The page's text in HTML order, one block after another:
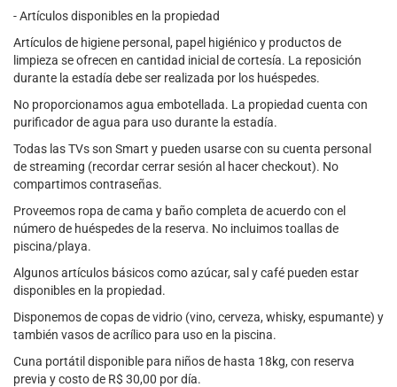
- Artículos disponibles en la propiedad
Artículos de higiene personal, papel higiénico y productos de
limpieza se ofrecen en cantidad inicial de cortesía. La reposición
durante la estadía debe ser realizada por los huéspedes.
No proporcionamos agua embotellada. La propiedad cuenta con
purificador de agua para uso durante la estadía.
Todas las TVs son Smart y pueden usarse con su cuenta personal
de streaming (recordar cerrar sesión al hacer checkout). No
compartimos contraseñas.
Proveemos ropa de cama y baño completa de acuerdo con el
número de huéspedes de la reserva. No incluimos toallas de
piscina/playa.
Algunos artículos básicos como azúcar, sal y café pueden estar
disponibles en la propiedad.
Disponemos de copas de vidrio (vino, cerveza, whisky, espumante) y
también vasos de acrílico para uso en la piscina.
Cuna portátil disponible para niños de hasta 18kg, con reserva
previa y costo de R$ 30,00 por día.